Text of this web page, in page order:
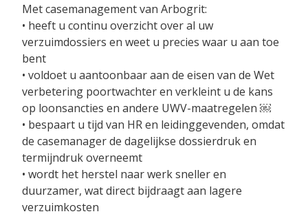
Met casemanagement van Arbogrit:
• heeft u continu overzicht over al uw
verzuimdossiers en weet u precies waar u aan toe
bent
• voldoet u aantoonbaar aan de eisen van de Wet
verbetering poortwachter en verkleint u de kans
op loonsancties en andere UWV-maatregelen ￼
• bespaart u tijd van HR en leidinggevenden, omdat
de casemanager de dagelijkse dossierdruk en
termijndruk overneemt
• wordt het herstel naar werk sneller en
duurzamer, wat direct bijdraagt aan lagere
verzuimkosten